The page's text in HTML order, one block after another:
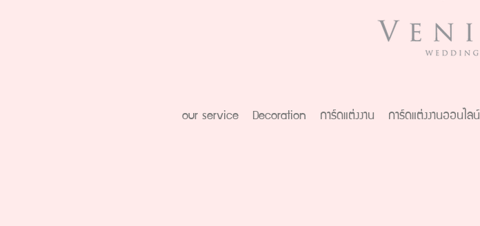
our service Decoration การ์ดแต่งงาน การ์ดแต่งงานออนไลน์